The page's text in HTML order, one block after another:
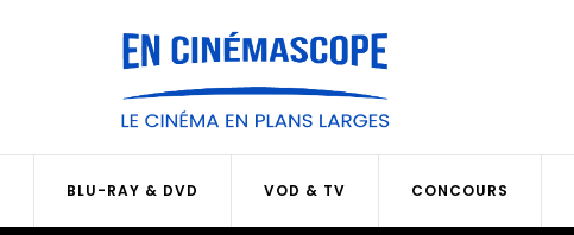
BLU-RAY & DVD VOD & TV CONCOURS